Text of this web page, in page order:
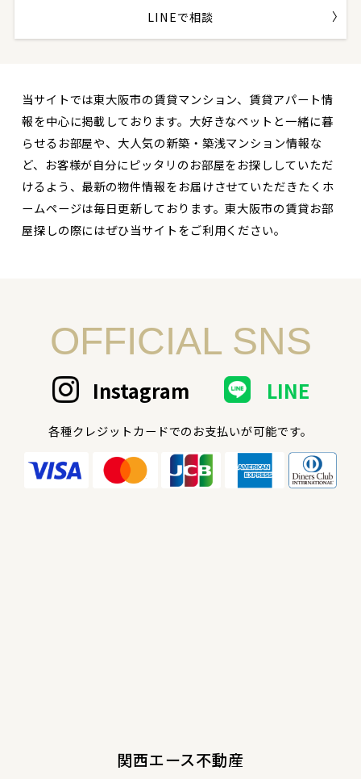
LINEで相談
当サイトでは東大阪市の賃貸マンション、賃貸アパート情
報を中心に掲載しております。大好きなペットと一緒に暮
らせるお部屋や、大人気の新築・築浅マンション情報な
ど、お客様が自分にピッタリのお部屋をお探ししていただ
けるよう、最新の物件情報をお届けさせていただきたくホ
ームページは毎日更新しております。東大阪市の賃貸お部
屋探しの際にはぜひ当サイトをご利用ください。
OFFICIAL SNS
Instagram LINE
各種クレジットカードでのお支払いが可能です。
関西エース不動産